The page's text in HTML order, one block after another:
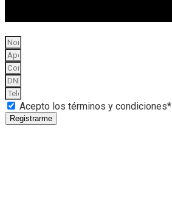
Acepto los términos y condiciones*
Registrarme